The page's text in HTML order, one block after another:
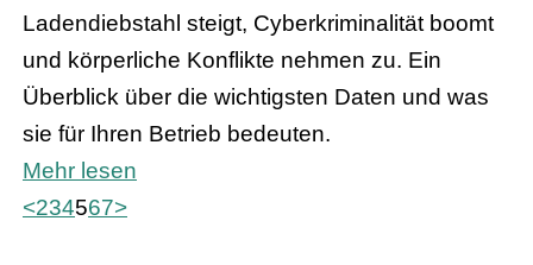
Ladendiebstahl steigt, Cyberkriminalität boomt
und körperliche Konflikte nehmen zu. Ein
Überblick über die wichtigsten Daten und was
sie für Ihren Betrieb bedeuten.
Mehr lesen
<234567>